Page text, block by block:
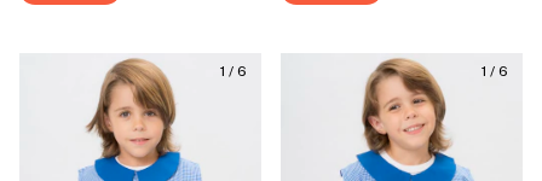
1 / 6 1 / 6